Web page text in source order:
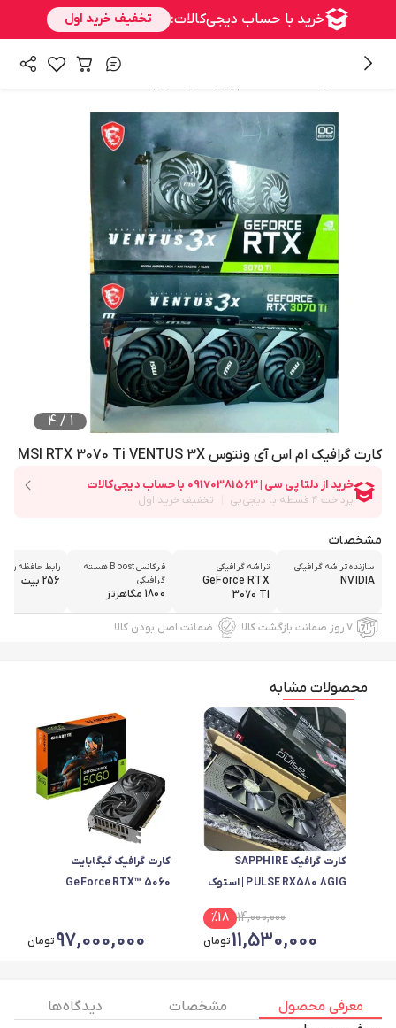
1
/
4
کارت گرافیک ام اس آی ونتوس MSI RTX 3070 Ti VENTUS 3X
مشخصات
سازنده تراشه گرافیکی
NVIDIA
تراشه گرافیکی
GeForce RTX
3070 Ti
فرکانس Boost هسته
گرافیکی
1800 مگاهرتز
رابط حافظه رم
256 بیت
۷ روز ضمانت بازگشت کالا ضمانت اصل بودن کالا
محصولات مشابه
کارت گرافیک SAPPHIRE
PULSE RX580 8GIG | استوک
14,000,000
%18
11,530,000تومان
کارت گرافیک گیگابایت
GeForce RTX™ 5060
97,000,000تومان
معرفی محصول مشخصات
دیدگاه ها